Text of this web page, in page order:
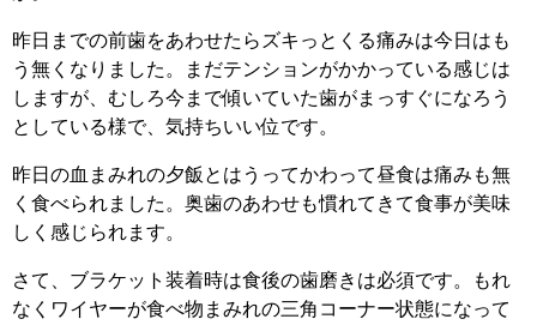
昨日までの前歯をあわせたらズキっとくる痛みは今日はも
う無くなりました。まだテンションがかかっている感じは
しますが、むしろ今まで傾いていた歯がまっすぐになろう
としている様で、気持ちいい位です。
昨日の血まみれの夕飯とはうってかわって昼食は痛みも無
く食べられました。奥歯のあわせも慣れてきて食事が美味
しく感じられます。
さて、ブラケット装着時は食後の歯磨きは必須です。もれ
なくワイヤーが食べ物まみれの三角コーナー状態になって